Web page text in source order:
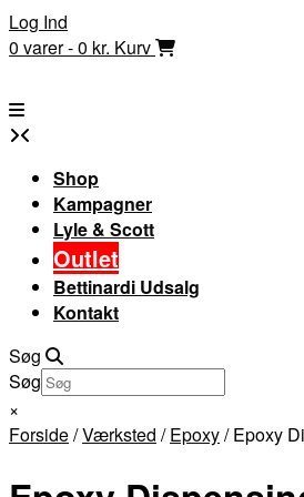
Skip
to
Log Ind
0 varer - 0 kr. Kurv
Shop
Kampagner
Lyle & Scott
Outlet
Bettinardi Udsalg
Kontakt
Søg
Søg
×
Forside/Værksted /Epoxy/ Epoxy